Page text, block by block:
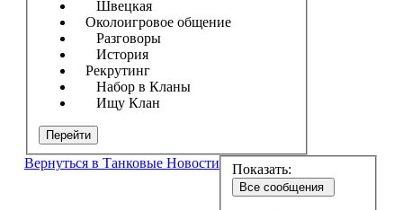
Швецкая
Околоигровое общение
Разговоры
История
Рекрутинг
Набор в Кланы
Ищу Клан
Перейти
Вернуться в Танковые Новости Показать:
Все сообщения